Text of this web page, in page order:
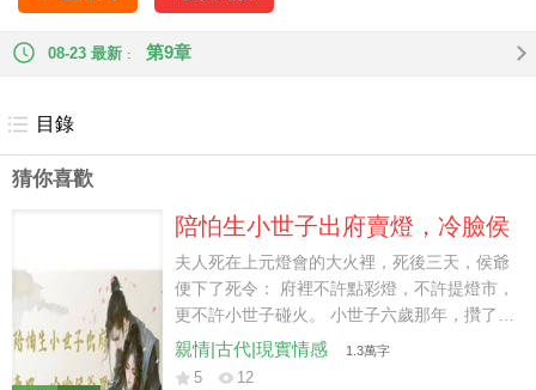
遠地對我磕頭行禮。
08-23 最新 第9章
目錄
猜你喜歡
陪怕生小世子出府賣燈，冷臉侯
爺買空整條燈市
夫人死在上元燈會的大火裡，死後三天，侯爺
便下了死令： 府裡不許點彩燈，不許提燈市，
更不許小世子碰火。 小世子六歲那年，攢了許
久的零嘴錢，捧著一張船燈圖來找我。 他說想
親手做一盞燈，放進水渠裡，請風替他捎給從
親情|古代|現實情感 1.3萬字
5 12